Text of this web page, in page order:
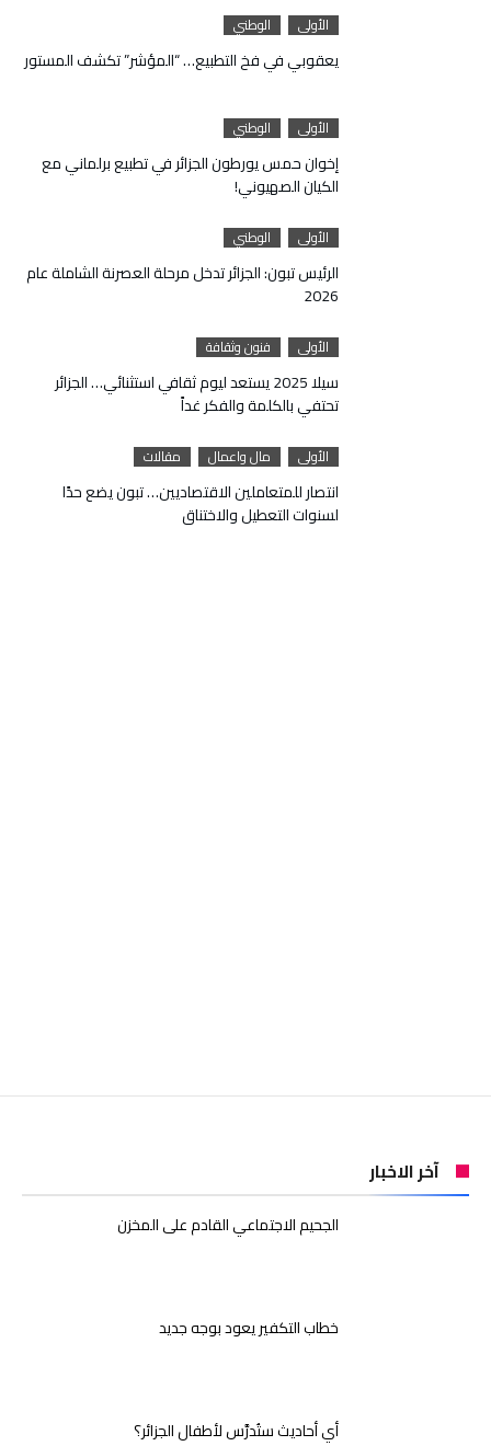
الأولى الوطني
يعقوبي في فخ التطبيع… “المؤشر” تكشف المستور
الأولى الوطني
إخوان حمس يورطون الجزائر في تطبيع برلماني مع
الكيان الصهيوني!
الأولى الوطني
الرئيس تبون: الجزائر تدخل مرحلة العصرنة الشاملة عام
2026
الأولى فنون وثقافة
سيلا 2025 يستعد ليوم ثقافي استثنائي… الجزائر
تحتفي بالكلمة والفكر غداً
الأولى مال واعمال مقالات
انتصار للمتعاملين الاقتصاديين… تبون يضع حدًا
لسنوات التعطيل والاختناق
آخر الاخبار
الجحيم الاجتماعي القادم على المخزن
خطاب التكفير يعود بوجه جديد
أي أحاديث ستُدرَّس لأطفال الجزائر؟